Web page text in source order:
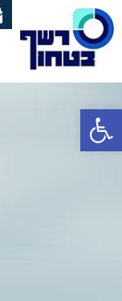
פתח סרגל נגישות